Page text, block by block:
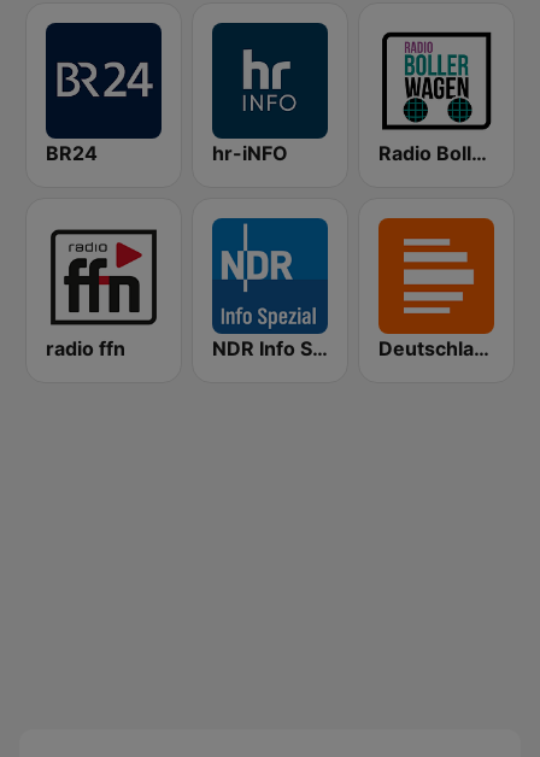
BR24 hr-iNFO Radio Bollerwagen
radio ffn NDR Info Spezial Deutschlandfunk Kultur